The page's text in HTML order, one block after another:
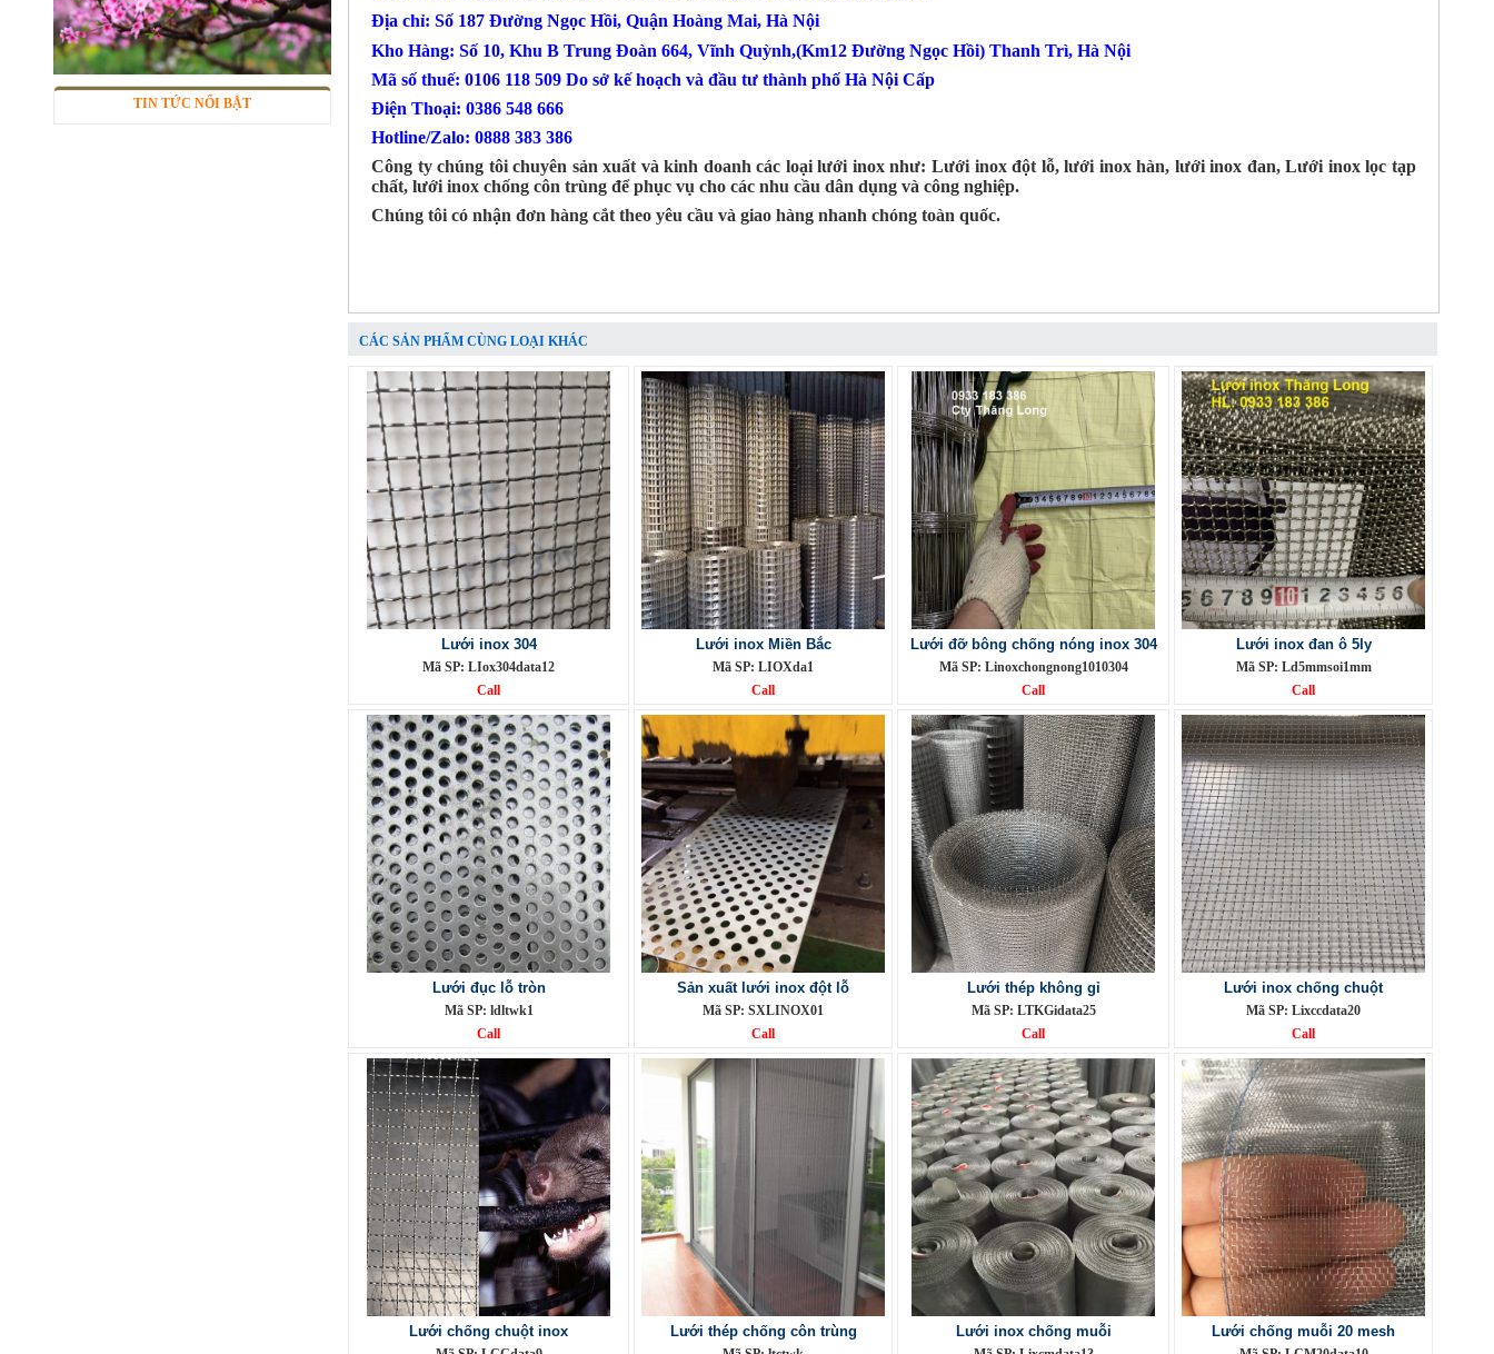
Lưới inox 304
Mã SP: LIox304data12
TIN TỨC NỔI BẬT
Địa chỉ: Số 187 Đường Ngọc Hồi, Quận Hoàng Mai, Hà Nội
Kho Hàng: Số 10, Khu B Trung Đoàn 664, Vĩnh Quỳnh,(Km12 Đường Ngọc Hồi) Thanh Trì, Hà Nội
Mã số thuế: 0106 118 509 Do sở kế hoạch và đầu tư thành phố Hà Nội Cấp
Điện Thoại: 0386 548 666
Hotline/Zalo: 0888 383 386
Công ty chúng tôi chuyên sản xuất và kinh doanh các loại lưới inox như: Lưới inox đột lỗ, lưới inox hàn, lưới inox đan, Lưới inox lọc tạp
chất, lưới inox chống côn trùng để phục vụ cho các nhu cầu dân dụng và công nghiệp.
Chúng tôi có nhận đơn hàng cắt theo yêu cầu và giao hàng nhanh chóng toàn quốc.
CÁC SẢN PHẨM CÙNG LOẠI KHÁC
Lưới inox 304
Mã SP: LIox304data12
Call
Lưới inox Miền Bắc
Mã SP: LIOXda1
Call
Lưới đỡ bông chống nóng inox 304
Mã SP: Linoxchongnong1010304
Call
Lưới inox đan ô 5ly
Mã SP: Ld5mmsoi1mm
Call
Lưới đục lỗ tròn
Mã SP: ldltwk1
Call
Sản xuất lưới inox đột lỗ
Mã SP: SXLINOX01
Call
Lưới thép không gỉ
Mã SP: LTKGidata25
Call
Lưới inox chống chuột
Mã SP: Lixccdata20
Call
Lưới chống chuột inox Lưới thép chống côn trùng Lưới inox chống muỗi Lưới chống muỗi 20 mesh